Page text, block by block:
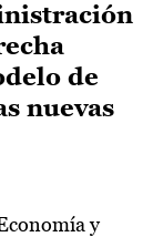
de
nuevas
y